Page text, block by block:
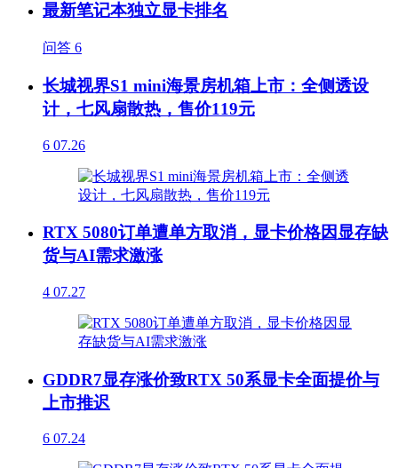
最新笔记本独立显卡排名
问答 6
长城视界S1 mini海景房机箱上市：全侧透设
计，七风扇散热，售价119元
6 07.26
RTX 5080订单遭单方取消，显卡价格因显存缺
货与AI需求激涨
4 07.27
GDDR7显存涨价致RTX 50系显卡全面提价与
上市推迟
6 07.24